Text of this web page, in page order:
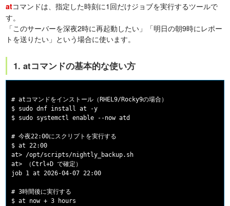
atコマンドは、指定した時刻に1回だけジョブを実行するツールで
す。
「このサーバーを深夜2時に再起動したい」「明日の朝9時にレポー
トを送りたい」という場合に使います。
1. atコマンドの基本的な使い方
# atコマンドをインストール（RHEL9/Rocky9の場合）
$ sudo dnf install at -y
$ sudo systemctl enable --now atd
# 今夜22:00にスクリプトを実行する
$ at 22:00
at> /opt/scripts/nightly_backup.sh
at> （Ctrl+D で確定）
job 1 at 2026-04-07 22:00
# 3時間後に実行する
$ at now + 3 hours